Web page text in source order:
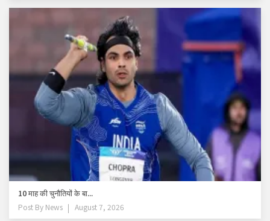
10 माह की चुनौतियों के बा...
Post By News August 7, 2026